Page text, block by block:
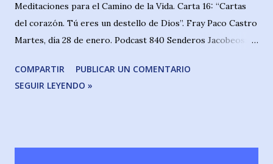
Meditaciones para el Camino de la Vida. Carta 16: “Cartas
del corazón. Tú eres un destello de Dios”. Fray Paco Castro
Martes, día 28 de enero. Podcast 840 Senderos Jacobeos:
María Maldonado & Raúl-Fernando Gómez Miércoles, 29 de
enero. Podcast 841 y 842 Senderos de la Historia:
COMPARTIR
PUBLICAR UN COMENTARIO
SEGUIR LEYENDO »